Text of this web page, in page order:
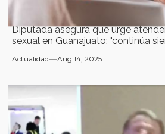
Diputada asegura que urge
sexual en Guanajuato: "continúa
Actualidad Aug 14, 2025